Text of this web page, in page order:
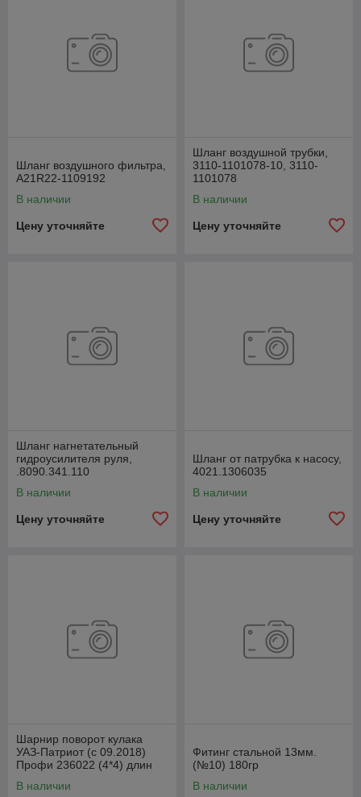
Шланг воздушного фильтра,
А21R22-1109192
В наличии
Цену уточняйте
Шланг воздушной трубки,
3110-1101078-10, 3110-
1101078
В наличии
Цену уточняйте
Шланг нагнетательный
гидроусилителя руля,
.8090.341.110
В наличии
Цену уточняйте
Шланг от патрубка к насосу,
4021.1306035
В наличии
Цену уточняйте
Шарнир поворот кулака
УАЗ-Патриот (с 09.2018)
Профи 236022 (4*4) длин
2360222304061
В наличии
Фитинг стальной 13мм.
(№10) 180гр
В наличии